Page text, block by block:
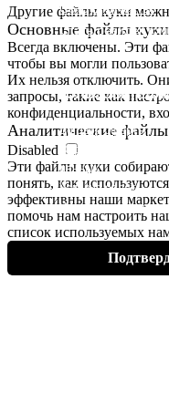
Другие файлы куки
Основные файлы куки
Всегда включены. Эти
чтобы вы могли
Их нельзя отключить.
запросы, такие как
конфиденциальности,
Аналитические файлы
Disabled
Эти файлы куки
понять, как
эффективны наши
помочь нам настроить
список используемых
Сотрудничество
Стать резидентом
Договор оферты
Обработка
данных
Условия оплаты
Условия доставки и